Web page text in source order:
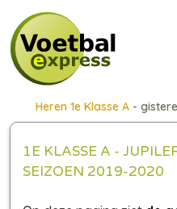
Heren 1e Klasse A-
1E KLASSE A -
SEIZOEN 2019-2020